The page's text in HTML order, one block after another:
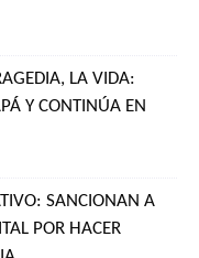
LA VIDA:
Y CONTINÚA EN
SANCIONAN A
POR HACER